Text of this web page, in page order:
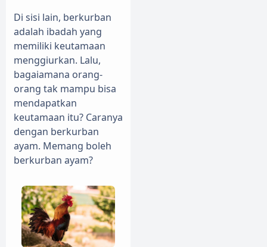
Di sisi lain, berkurban
adalah ibadah yang
memiliki keutamaan
menggiurkan. Lalu,
bagaiamana orang-
orang tak mampu bisa
mendapatkan
keutamaan itu? Caranya
dengan berkurban
ayam. Memang boleh
berkurban ayam?